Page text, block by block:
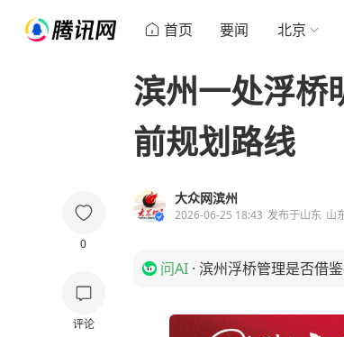
首页 要闻 北京
0
评论
滨州一处浮桥
前规划路线
大众网滨州
2026-06-25 18:43 发布于山东 山
问AI · 滨州浮桥管理是否借